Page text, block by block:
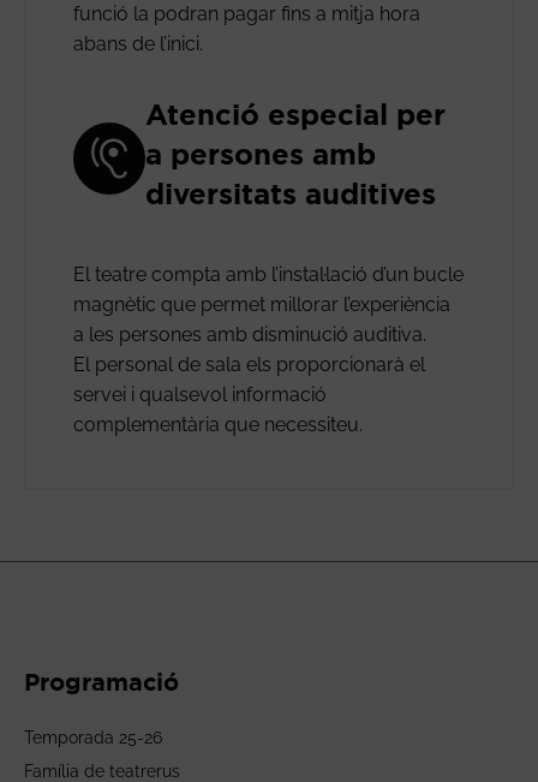
funció la podran pagar fins a mitja hora
abans de l’inici.
Atenció especial per
a persones amb
diversitats auditives
El teatre compta amb l’instal·lació d’un bucle
magnètic que permet millorar l’experiència
a les persones amb disminució auditiva.
El personal de sala els proporcionarà el
servei i qualsevol informació
complementària que necessiteu.
Programació
Temporada 25-26
Família de teatrerus